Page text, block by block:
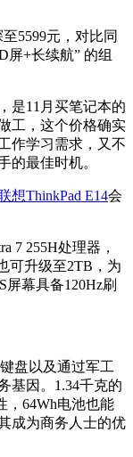
5599元，对比同
屏+长续航” 的组
是11月买笔记本的
工，这个价格确实
作学习需求，又不
的最佳时机。
想ThinkPad E14会
7 255H处理器，
可升级至2TB，为
屏幕具备120Hz刷
盘以及通过军工
基因。1.34千克的
，64Wh电池也能
成为商务人士的优